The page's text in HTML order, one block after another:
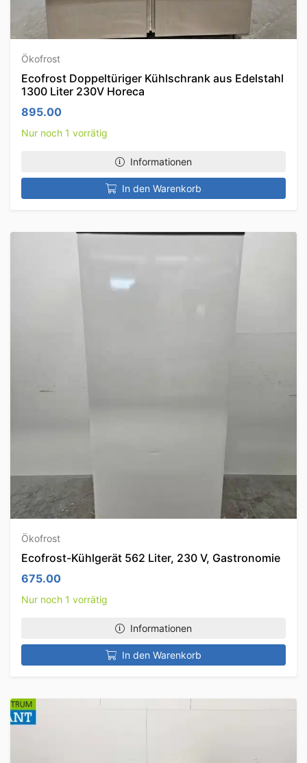
Ökofrost
Ecofrost Doppeltüriger Kühlschrank aus Edelstahl
1300 Liter 230V Horeca
895.00
Nur noch 1 vorrätig
Informationen
In den Warenkorb
Ökofrost
Ecofrost-Kühlgerät 562 Liter, 230 V, Gastronomie
675.00
Nur noch 1 vorrätig
Informationen
In den Warenkorb